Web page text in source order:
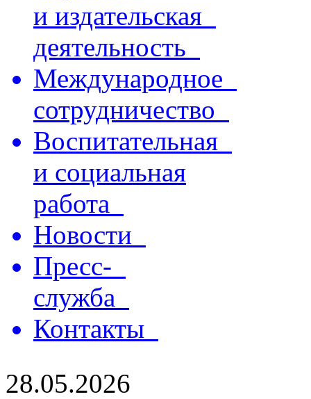
и издательская
деятельность
Международное
сотрудничество
Воспитательная
и социальная
работа
Новости
Пресс-
служба
Контакты
28.05.2026